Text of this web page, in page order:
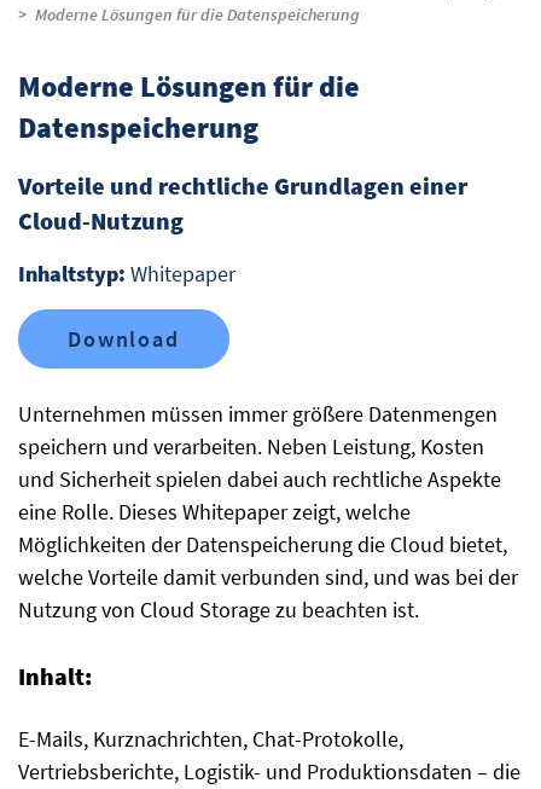
Moderne Lösungen für die Datenspeicherung
Unternehmen müssen immer größere Datenmengen
speichern und verarbeiten. Neben Leistung, Kosten
und Sicherheit spielen dabei auch rechtliche Aspekte
eine Rolle. Dieses Whitepaper zeigt, welche
Möglichkeiten der Datenspeicherung die Cloud bietet,
welche Vorteile damit verbunden sind, und was bei der
Nutzung von Cloud Storage zu beachten ist.
Inhalt:
E-Mails, Kurznachrichten, Chat-Protokolle,
Vertriebsberichte, Logistik- und Produktionsdaten – die
Moderne Lösungen für die
Datenspeicherung
Vorteile und rechtliche Grundlagen einer
Cloud-Nutzung
Inhaltstyp: Whitepaper
Download